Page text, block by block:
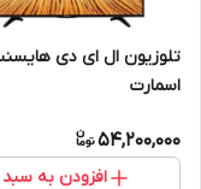
اسمارت
54,200,000
افزودن به سبد